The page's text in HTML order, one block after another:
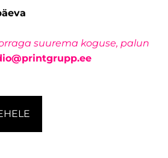
suurema koguse, palun